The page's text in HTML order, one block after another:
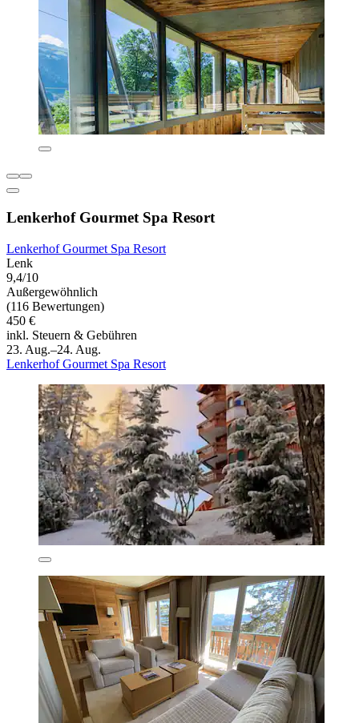
Lenkerhof Gourmet Spa Resort
Lenkerhof Gourmet Spa Resort
Lenk
9,4/10
Außergewöhnlich
(116 Bewertungen)
450 €
inkl. Steuern & Gebühren
23. Aug.–24. Aug.
Lenkerhof Gourmet Spa Resort